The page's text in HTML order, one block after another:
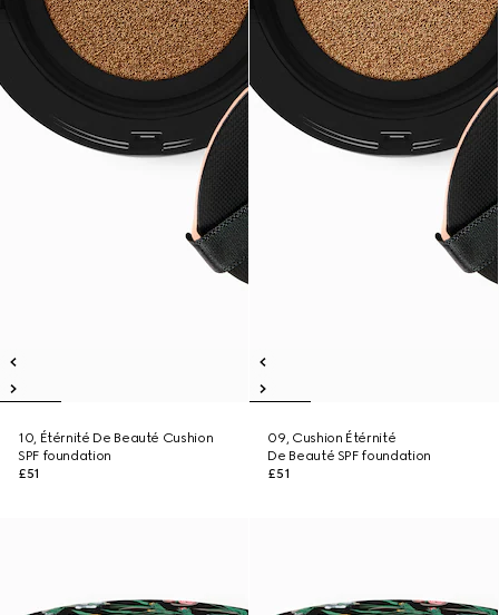
10, Étérnité De Beauté Cushion
SPF foundation
£51
09, Cushion Étérnité
De Beauté SPF foundation
£51